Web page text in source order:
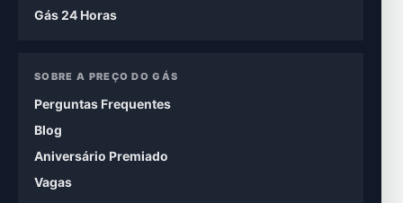
Gás 24 Horas
SOBRE A PREÇO DO GÁS
Perguntas Frequentes
Blog
Aniversário Premiado
Vagas